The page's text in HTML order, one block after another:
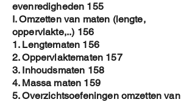
evenredigheden 155
I. Omzetten van maten (lengte,
oppervlakte,..) 156
1. Lengtematen 156
2. Oppervlaktematen 157
3. Inhoudsmaten 158
4. Massa maten 159
5. Overzichtsoefeningen omzetten van